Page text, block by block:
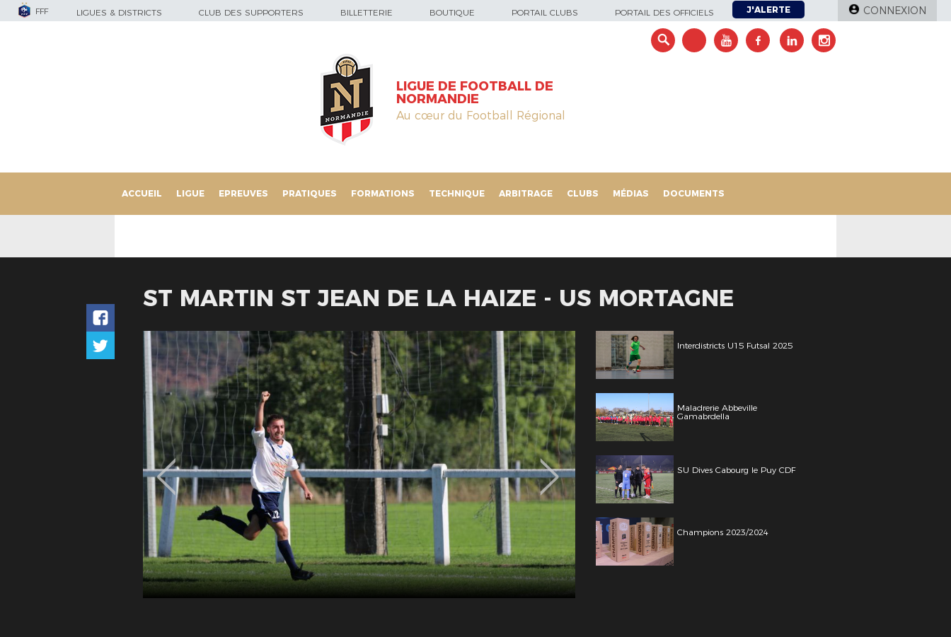
FFF LIGUES & DISTRICTS CLUB DES SUPPORTERS BILLETTERIE BOUTIQUE PORTAIL CLUBS PORTAIL DES OFFICIELS J'ALERTE CONNEXION
LIGUE DE FOOTBALL DE
NORMANDIE
Au cœur du Football Régional
ACCUEIL LIGUE EPREUVES PRATIQUES FORMATIONS TECHNIQUE ARBITRAGE CLUBS MÉDIAS DOCUMENTS
ST MARTIN ST JEAN DE LA HAIZE - US MORTAGNE
Interdistricts U15 Futsal 2025
Maladrerie Abbeville
Gamabrdella
SU Dives Cabourg le Puy CDF
Champions 2023/2024